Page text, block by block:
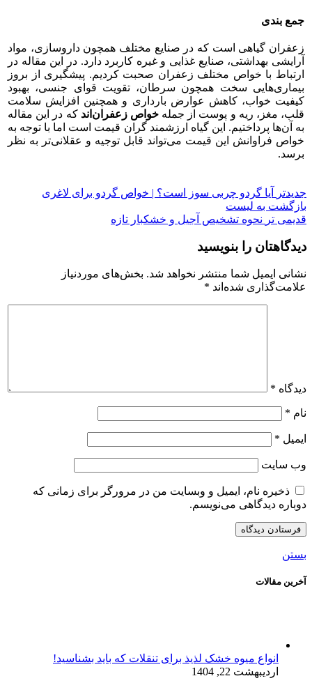
جمع بندی
زعفران گیاهی است که در صنایع مختلف همچون داروسازی، مواد
آرایشی بهداشتی، صنایع غذایی و غیره کاربرد دارد. در این مقاله در
ارتباط با خواص مختلف زعفران صحبت کردیم. پیشگیری از بروز
بیماری‌هایی سخت همچون سرطان، تقویت قوای جنسی، بهبود
کیفیت خواب، کاهش عوارض بارداری و همچنین افزایش سلامت
قلب، مغز، ریه و پوست از جملهخواص زعفران‌اند که در این مقاله
به آن‌ها پرداختیم. این گیاه ارزشمند گران قیمت است اما با توجه به
خواص فراوانش این قیمت می‌تواند قابل توجیه و عقلانی‌تر به نظر
برسد.
جدیدتر
آیا گردو چربی سوز است؟ | خواص گردو برای لاغری
بازگشت به لیست
قدیمی تر نحوه تشخیص آجیل و خشکبار تازه
دیدگاهتان را بنویسید
نشانی ایمیل شما منتشر نخواهد شد. بخش‌های موردنیاز
علامت‌گذاری شده‌اند *
دیدگاه *
نام *
ایمیل *
وب‌ سایت
ذخیره نام، ایمیل و وبسایت من در مرورگر برای زمانی که
دوباره دیدگاهی می‌نویسم.
بستن
آخرین مقالات
انواع میوه خشک لذیذ برای تنقلات که باید بشناسید!
اردیبهشت 22, 1404